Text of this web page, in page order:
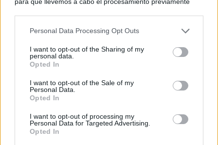
negar su consentimiento. Tenga en cuenta que algún
de su consentimiento, pero usted tiene el derecho de
rechazar tal procesamiento. Sus preferencias se aplicarán
cualquier momento entrando de nuevo en este sitio web o
visitando nuestra política de privacidad.
Personal Data Processing Opt Outs
I want to opt-out of the Sharing of my
personal data.
Opted In
I want to opt-out of the Sale of my
Personal Data.
Opted In
I want to opt-out of processing my
Personal Data for Targeted Advertising.
Opted In